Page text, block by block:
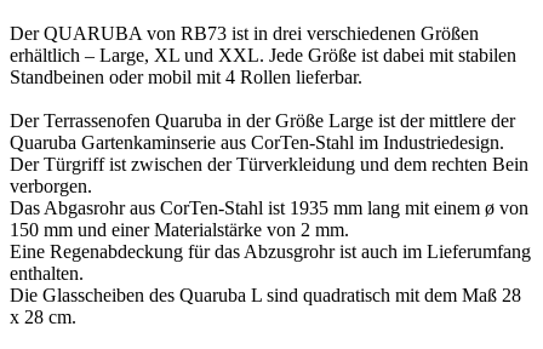
Der QUARUBA von RB73 ist in drei verschiedenen Größen
erhältlich – Large, XL und XXL. Jede Größe ist dabei mit stabilen
Standbeinen oder mobil mit 4 Rollen lieferbar.
Der Terrassenofen Quaruba in der Größe Large ist der mittlere der
Quaruba Gartenkaminserie aus CorTen-Stahl im Industriedesign.
Der Türgriff ist zwischen der Türverkleidung und dem rechten Bein
verborgen.
Das Abgasrohr aus CorTen-Stahl ist 1935 mm lang mit einem ø von
150 mm und einer Materialstärke von 2 mm.
Eine Regenabdeckung für das Abzusgrohr ist auch im Lieferumfang
enthalten.
Die Glasscheiben des Quaruba L sind quadratisch mit dem Maß 28
x 28 cm.